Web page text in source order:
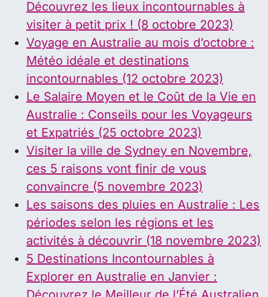
Découvrez les lieux incontournables à
visiter à petit prix ! (8 octobre 2023)
Voyage en Australie au mois d’octobre :
Météo idéale et destinations
incontournables (12 octobre 2023)
Le Salaire Moyen et le Coût de la Vie en
Australie : Conseils pour les Voyageurs
et Expatriés (25 octobre 2023)
Visiter la ville de Sydney en Novembre,
ces 5 raisons vont finir de vous
convaincre (5 novembre 2023)
Les saisons des pluies en Australie : Les
périodes selon les régions et les
activités à découvrir (18 novembre 2023)
5 Destinations Incontournables à
Explorer en Australie en Janvier :